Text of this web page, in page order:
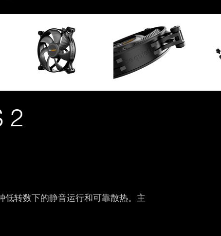
2
低转数下的静音运行和可靠散热。主